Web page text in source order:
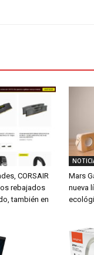
CORSAIR
rebajados
también en
Mars
nueva